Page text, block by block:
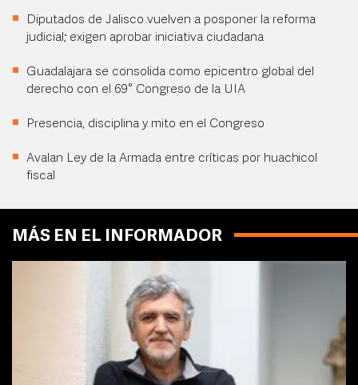
Diputados de Jalisco vuelven a posponer la reforma
judicial; exigen aprobar iniciativa ciudadana
Guadalajara se consolida como epicentro global del
derecho con el 69° Congreso de la UIA
Presencia, disciplina y mito en el Congreso
Avalan Ley de la Armada entre críticas por huachicol
fiscal
MÁS EN EL INFORMADOR